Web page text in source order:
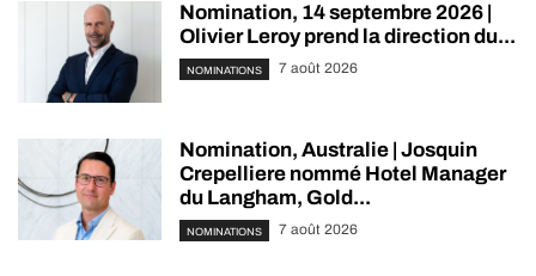
Nomination, 14 septembre 2026 |
Olivier Leroy prend la direction du...
NOMINATIONS 7 août 2026
Nomination, Australie | Josquin
Crepelliere nommé Hotel Manager
du Langham, Gold...
NOMINATIONS 7 août 2026